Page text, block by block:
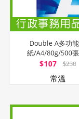
Double A多功
紙/A4/80g/500
$107 $230
常溫